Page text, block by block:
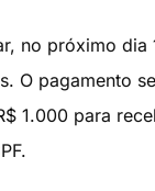
no próximo
O pagamento
1.000 para